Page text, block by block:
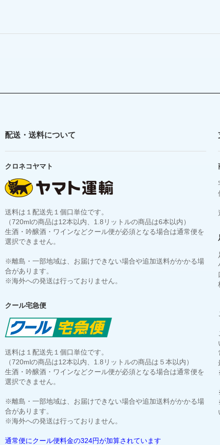
配送・送料について
クロネコヤマト
送料は１配送先１個口単位です。
（720mlの商品は12本以内、1.8リットルの商品は6本以内）
生酒・吟醸酒・ワインなどクール便が必須となる場合は通常便を
選択できません。
※離島・一部地域は、お届けできない場合や追加送料がかかる場
合があります。
※海外への発送は行っておりません。
クール宅急便
送料は１配送先１個口単位です。
（720mlの商品は12本以内、1.8リットルの商品は５本以内）
生酒・吟醸酒・ワインなどクール便が必須となる場合は通常便を
選択できません。
※離島・一部地域は、お届けできない場合や追加送料がかかる場
合があります。
※海外への発送は行っておりません。
通常便にクール便料金の324円が加算されています